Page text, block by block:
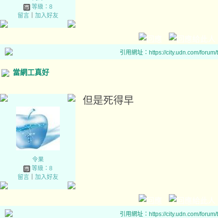
等級：8
留言｜ 加入好友
引用網址：https://city.udn.com/
當網工真好
令果
等級：8
留言｜ 加入好友
但是死得早
引用網址：https://city.udn.com/